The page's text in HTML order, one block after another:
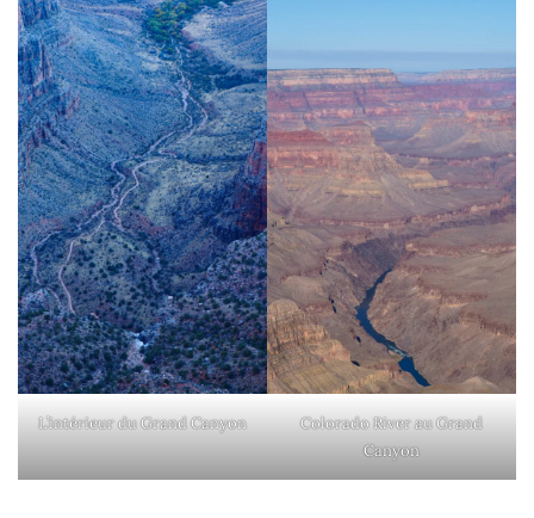
L’intérieur du Grand Canyon
Colorado River au Grand
Canyon